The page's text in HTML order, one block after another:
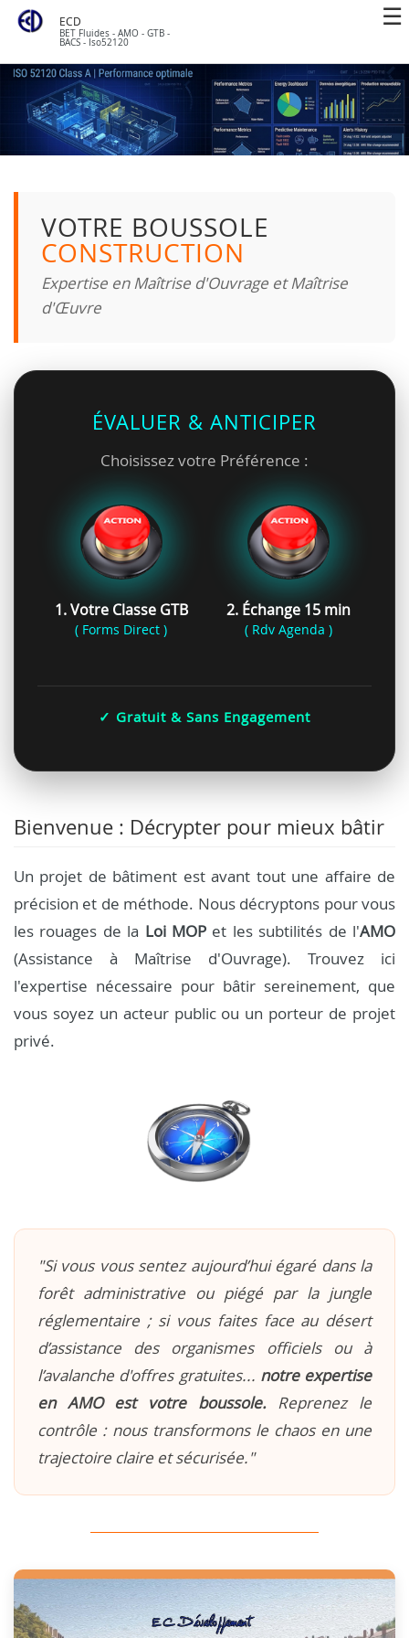
ECD
BET Fluides - AMO - GTB -
BACS - Iso52120
VOTRE BOUSSOLE
CONSTRUCTION
Expertise en Maîtrise d'Ouvrage et Maîtrise
d'Œuvre
ÉVALUER & ANTICIPER
Choisissez votre Préférence :
1. Votre Classe GTB
( Forms Direct )
2. Échange 15 min
( Rdv Agenda )
✓ Gratuit & Sans Engagement
Bienvenue : Décrypter pour mieux bâtir
Un projet de bâtiment est avant tout une affaire de
précision et de méthode. Nous décryptons pour vous
les rouages de la Loi MOP et les subtilités de l'AMO
(Assistance à Maîtrise d'Ouvrage). Trouvez ici
l'expertise nécessaire pour bâtir sereinement, que
vous soyez un acteur public ou un porteur de projet
privé.
"Si vous vous sentez aujourd’hui égaré dans la
forêt administrative ou piégé par la jungle
réglementaire ; si vous faites face au désert
d’assistance des organismes officiels ou à
l’avalanche d'offres gratuites... notre expertise
en AMO est votre boussole.Reprenez le
contrôle : nous transformons le chaos en une
trajectoire claire et sécurisée."